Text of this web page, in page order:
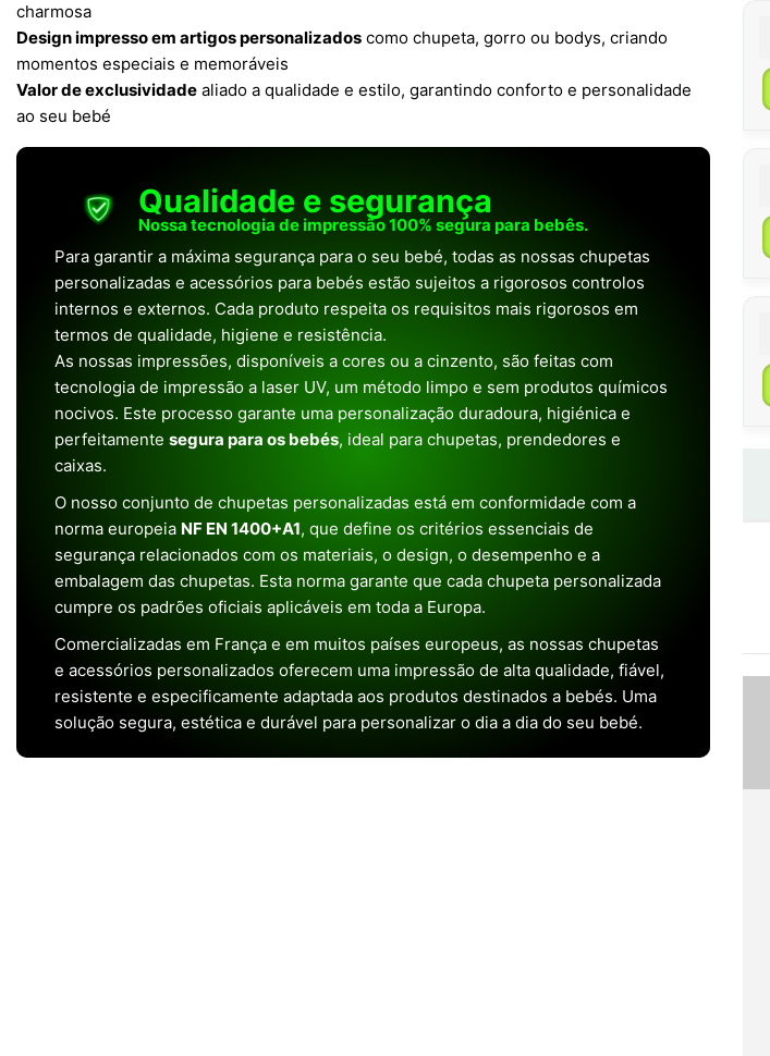
charmosa
Design impresso em artigos personalizados como chupeta, gorro ou bodys, criando
momentos especiais e memoráveis
Valor de exclusividade aliado a qualidade e estilo, garantindo conforto e personalidade
ao seu bebé
Qualidade e segurança
Nossa tecnologia de impressão 100% segura para bebês.
Para garantir a máxima segurança para o seu bebé, todas as nossas chupetas
personalizadas e acessórios para bebés estão sujeitos a rigorosos controlos
internos e externos. Cada produto respeita os requisitos mais rigorosos em
termos de qualidade, higiene e resistência.
As nossas impressões, disponíveis a cores ou a cinzento, são feitas com
tecnologia de impressão a laser UV, um método limpo e sem produtos químicos
nocivos. Este processo garante uma personalização duradoura, higiénica e
perfeitamente segura para os bebés, ideal para chupetas, prendedores e
caixas.
O nosso conjunto de chupetas personalizadas está em conformidade com a
norma europeia NF EN 1400+A1, que define os critérios essenciais de
segurança relacionados com os materiais, o design, o desempenho e a
embalagem das chupetas. Esta norma garante que cada chupeta personalizada
cumpre os padrões oficiais aplicáveis em toda a Europa.
Comercializadas em França e em muitos países europeus, as nossas chupetas
e acessórios personalizados oferecem uma impressão de alta qualidade, fiável,
resistente e especificamente adaptada aos produtos destinados a bebés. Uma
solução segura, estética e durável para personalizar o dia a dia do seu bebé.